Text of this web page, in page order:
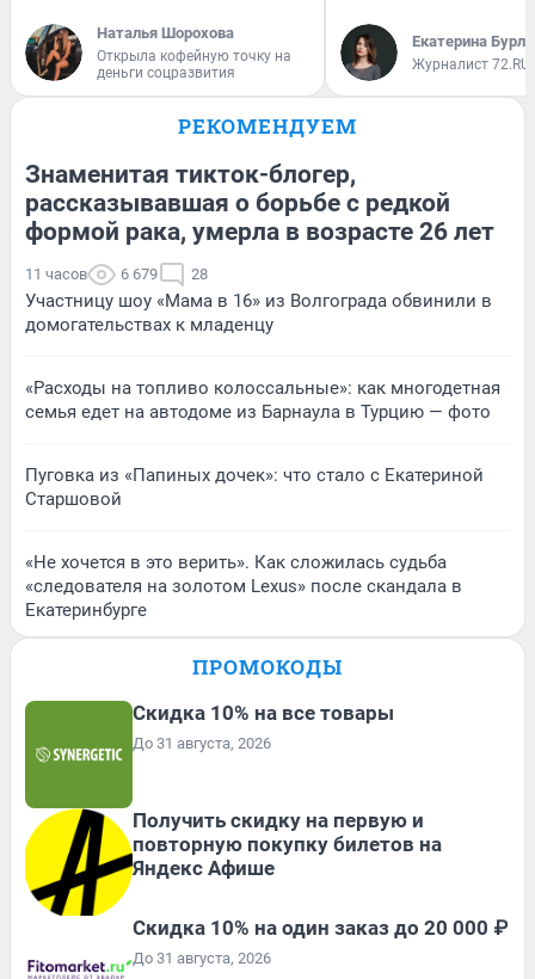
Наталья Шорохова
Открыла кофейную точку на
деньги соцразвития
Екатерина
Журналист 72.RU
РЕКОМЕНДУЕМ
Знаменитая тикток-блогер,
рассказывавшая о борьбе с редкой
формой рака, умерла в возрасте 26 лет
11 часов 6 679 28
Участницу шоу «Мама в 16» из Волгограда обвинили в
домогательствах к младенцу
«Расходы на топливо колоссальные»: как многодетная
семья едет на автодоме из Барнаула в Турцию — фото
Пуговка из «Папиных дочек»: что стало с Екатериной
Старшовой
«Не хочется в это верить». Как сложилась судьба
«следователя на золотом Lexus» после скандала в
Екатеринбурге
ПРОМОКОДЫ
Скидка 10% на все товары
До 31 августа, 2026
Получить скидку на первую и
повторную покупку билетов на
Яндекс Афише
Скидка 10% на один заказ до 20 000 ₽
До 31 августа, 2026